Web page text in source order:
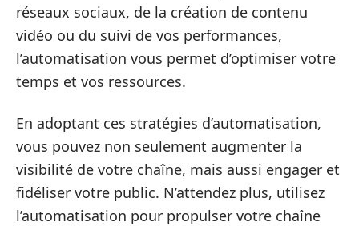
réseaux sociaux, de la création de contenu
vidéo ou du suivi de vos performances,
l’automatisation vous permet d’optimiser votre
temps et vos ressources.
En adoptant ces stratégies d’automatisation,
vous pouvez non seulement augmenter la
visibilité de votre chaîne, mais aussi engager et
fidéliser votre public. N’attendez plus, utilisez
l’automatisation pour propulser votre chaîne